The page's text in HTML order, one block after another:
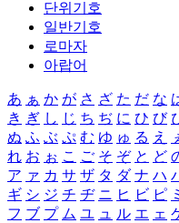
단위기호
일반기호
로마자
아랍어
あ ぁ か が さ ざ た だ な
き ぎ し じ ち ぢ に ひ び
ぬ ふ ぶ ぷ む ゆ ゅ る え
れ お ぉ こ ご そ ぞ と ど
ア ァ カ サ ザ タ ダ ナ ハ
ギ シ ジ チ ヂ ニ ヒ ビ ピ
フ ブ プ ム ユ ュ ル エ ェ